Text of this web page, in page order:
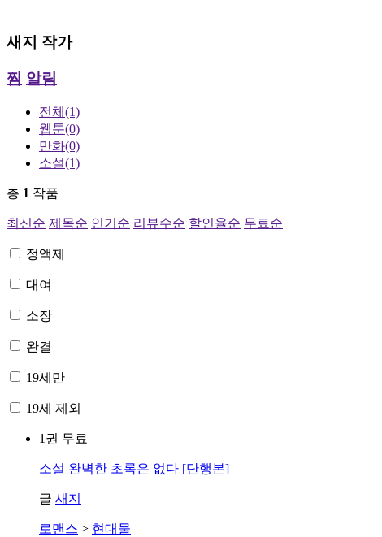
새지 작가
찜 알림
전체 (1)
웹툰(0)
만화(0)
소설(1)
총 1 작품
최신순 제목순 인기순 리뷰수순 할인율순 무료순
정액제
대여
소장
완결
19세만
19세 제외
1권 무료
소설 완벽한 초록은 없다 [단행본]
글 새지
로맨스 > 현대물